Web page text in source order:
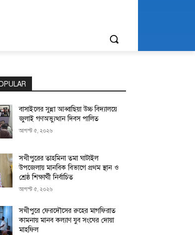
বাসাইলের সুন্না আব্বাছিয়া উচ্চ বিদ্যালয়ে
জুলাই গণঅভ্যুত্থান দিবস পালিত
আগস্ট ৫, ২০২৬
সখীপুরের তাহমিনা তমা ঘাটাইল
উপজেলায় মানবিক বিভাগে প্রথম স্থান ও
শ্রেষ্ঠ শিক্ষার্থী নির্বাচিত
আগস্ট ৫, ২০২৬
সখীপুরে ফেরদৌসের রুহের মাগফিরাত
কামনায় মানব কল্যাণ যুব সংঘের দোয়া
মাহফিল